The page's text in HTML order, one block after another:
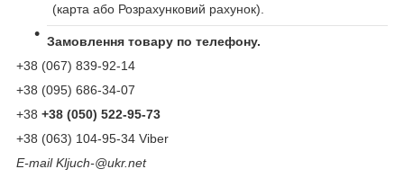
(карта або Розрахунковий рахунок).
Замовлення товару по телефону.
+38 (067) 839-92-14
+38 (095) 686-34-07
+38 +38 (050) 522-95-73
+38 (063) 104-95-34 Viber
Е-mail Kljuch-@ukr.net